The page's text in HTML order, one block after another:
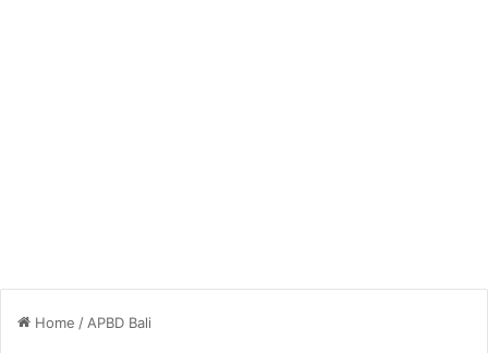
Home /APBD Bali